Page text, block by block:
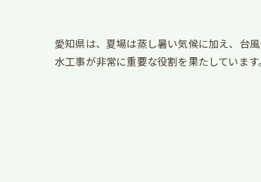
愛知県は、夏場は蒸し暑い気候に加え、台
水工事が非常に重要な役割を果たしていま